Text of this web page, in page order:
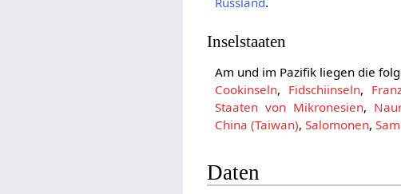
Inselstaaten
Am und im Pazifik liegen die
Cookinseln, Fidschiinseln,
Staaten von Mikronesien,
China (Taiwan),Salomonen,
Daten